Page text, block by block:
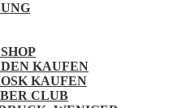
KAUFEN
KAUFEN
CLUB